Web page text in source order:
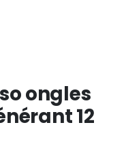
ongles
12